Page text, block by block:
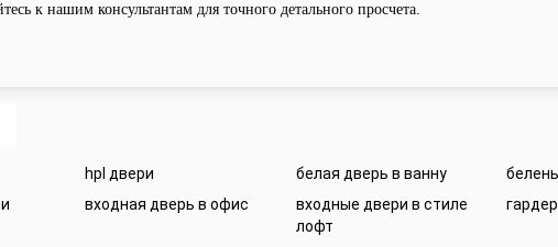
к нашим консультантам для точного детального просчета.
hpl двери белая дверь в ванну
входная дверь в офис
входные двери в стиле
лофт